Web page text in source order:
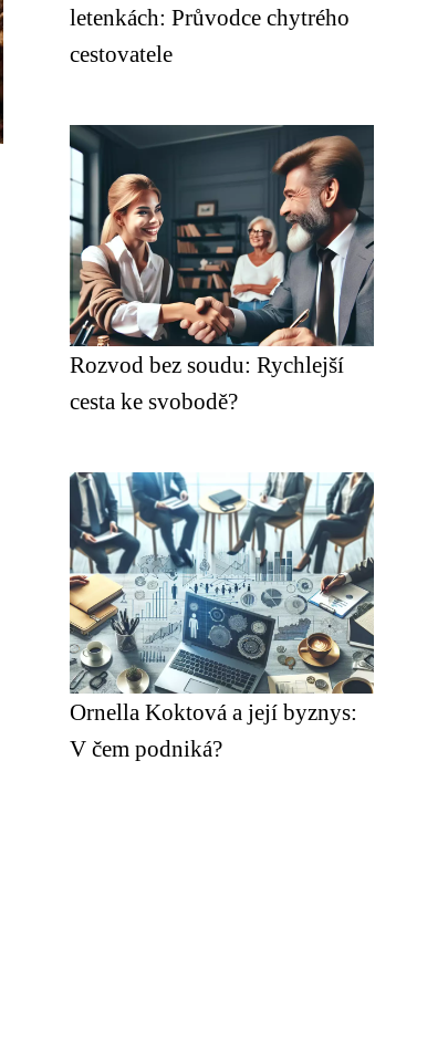
letenkách: Průvodce chytrého
cestovatele
Rozvod bez soudu: Rychlejší
cesta ke svobodě?
Ornella Koktová a její byznys:
V čem podniká?